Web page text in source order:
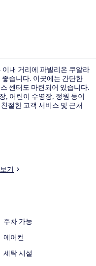
내 거리에 파빌리온 쿠알라
습니다. 이곳에는 간단한
센터도 마련되어 있습니다.
, 어린이 수영장, 정원 등이
절한 고객 서비스 및 근처
교통편을 이용하기 편리
기
주차 가능
에어컨
세탁 시설